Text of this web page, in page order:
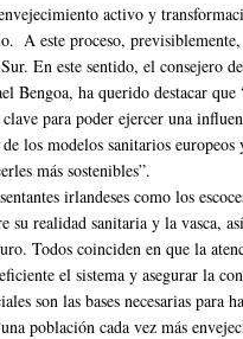
activo y
A este proceso,
En este sentido, el consejero
Bengoa, ha querido destacar que
para poder ejercer una
los modelos sanitarios europeos
más sostenibles”.
irlandeses como los
su realidad sanitaria y la vasca,
Todos coinciden en que la
el sistema y asegurar la
son las bases necesarias para
población cada vez más